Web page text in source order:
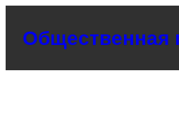
Общественная